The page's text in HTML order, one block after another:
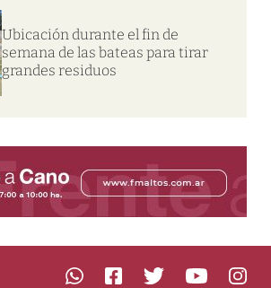
Ubicación durante el fin de
semana de las bateas para tirar
grandes residuos